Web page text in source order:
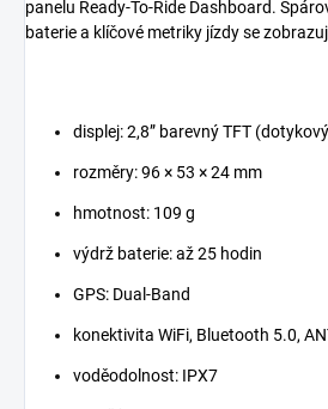
panelu Ready-To-Ride Dashboard.
baterie a klíčové metriky jízdy se
displej: 2,8” barevný TFT
rozměry: 96 × 53 × 24 mm
hmotnost: 109 g
výdrž baterie: až 25 hodin
GPS: Dual-Band
konektivita WiFi, Bluetooth 5.0,
voděodolnost: IPX7